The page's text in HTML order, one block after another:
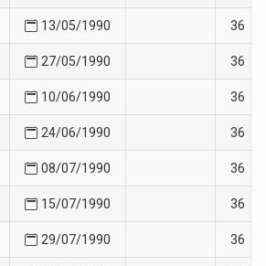
13/05/1990 36
27/05/1990 36
10/06/1990 36
24/06/1990 36
08/07/1990 36
15/07/1990 36
29/07/1990 36